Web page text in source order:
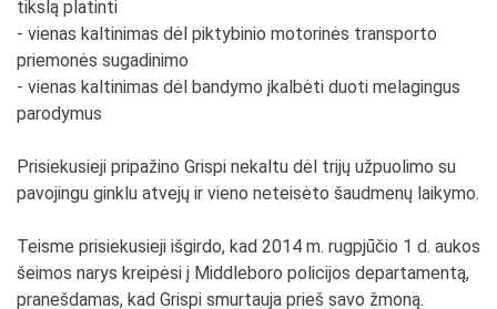
tikslą platinti
- vienas kaltinimas dėl piktybinio motorinės transporto
priemonės sugadinimo
- vienas kaltinimas dėl bandymo įkalbėti duoti melagingus
parodymus
Prisiekusieji pripažino Grispi nekaltu dėl trijų užpuolimo su
pavojingu ginklu atvejų ir vieno neteisėto šaudmenų laikymo.
Teisme prisiekusieji išgirdo, kad 2014 m. rugpjūčio 1 d. aukos
šeimos narys kreipėsi į Middleboro policijos departamentą,
pranešdamas, kad Grispi smurtauja prieš savo žmoną.